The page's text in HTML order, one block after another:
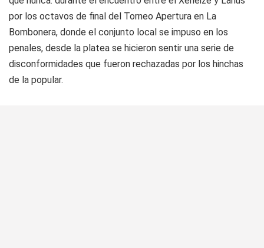
por los octavos de final del Torneo Apertura en La
Bombonera, donde el conjunto local se impuso en los
penales, desde la platea se hicieron sentir una serie de
disconformidades que fueron rechazadas por los hinchas
de la popular.